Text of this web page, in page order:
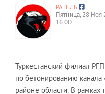
РАТЕЛЬ
Пятница, 28 Ноя
16:00
Туркестанский филиал
по бетонированию
районе области. В рамках